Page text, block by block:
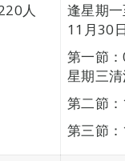
人
逢星期
11月30
第一節
星期三
第二節
第三節